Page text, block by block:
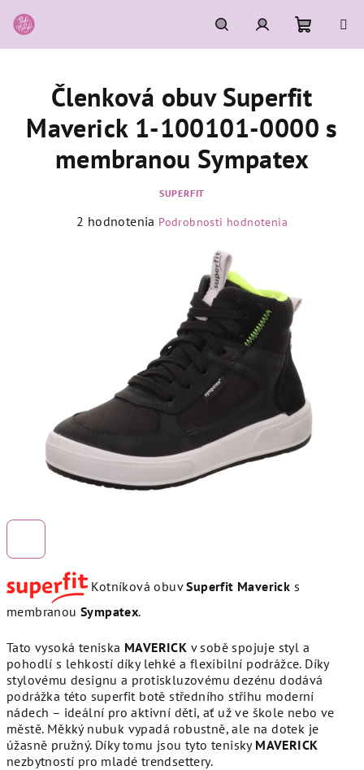
na
obsah
HľadaťPrihlásenie
košík
Kotníková obuvSuperfit Maverick s
membranouSympatex.
Tato vysoká teniska MAVERICK v sobě spojuje styl a
pohodlí s lehkostí díky lehké a flexibilní podrážce. Díky
stylovému designu a protiskluzovému dezénu dodává
podrážka této superfit botě středního střihu moderní
nádech – ideální pro aktivní děti, ať už ve škole nebo ve
městě. Měkký nubuk vypadá robustně, ale na dotek je
úžasně pružný. Díky tomu jsou tyto tenisky MAVERICK
nezbytností pro mladé trendsettery.
Členková obuv Superfit
Maverick 1-100101-0000 s
membranou Sympatex
SUPERFIT
Priemerné
2 hodnotenia Podrobnosti hodnotenia